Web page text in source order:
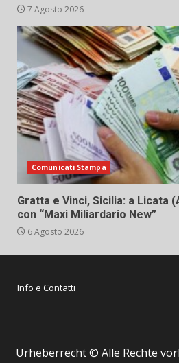
7 Agosto 2026
Comunicati Stampa
Gratta e Vinci, Sicilia: a Licata
con “Maxi Miliardario New”
6 Agosto 2026
Info e Contatti
Urheberrecht © Alle Rechte